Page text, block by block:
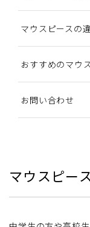
マウスピースの
おすすめのマウ
お問い合わせ
マウスピー